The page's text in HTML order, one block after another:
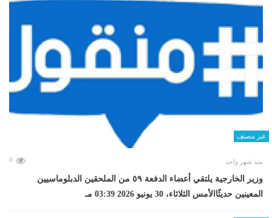
غير مصنف
منذ شهر واحد 0
وزير الخارجية يلتقي أعضاء الدفعة ٥٩ من الملحقين الدبلوماسيين
المعينين حديثًاالأمس الثلاثاء، 30 يونيو 2026 03:39 مـ